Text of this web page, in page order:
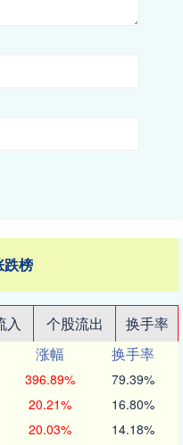
跌榜
入 个股流出
换手率
涨幅
换手率
396.89% 79.39%
20.21% 16.80%
20.03% 14.18%